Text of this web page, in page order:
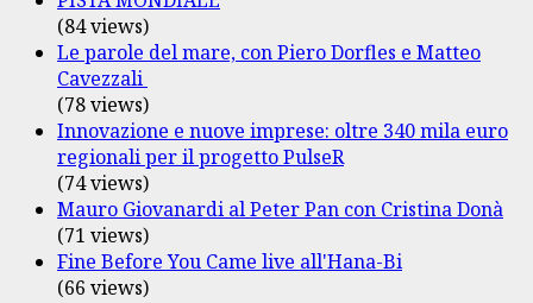
(84 views)
Le parole del mare, con Piero Dorfles e Matteo
Cavezzali
(78 views)
Innovazione e nuove imprese: oltre 340 mila euro
regionali per il progetto PulseR
(74 views)
Mauro Giovanardi al Peter Pan con Cristina Donà
(71 views)
Fine Before You Came live all'Hana-Bi
(66 views)